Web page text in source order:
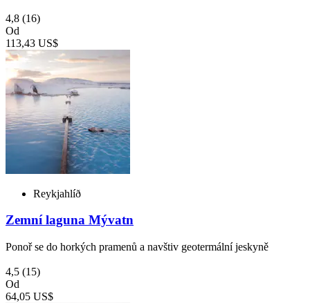
4,8 (16)
Od
113,43 US$
Reykjahlíð
Zemní laguna Mývatn
Ponoř se do horkých pramenů a navštiv geotermální jeskyně
4,5 (15)
Od
64,05 US$